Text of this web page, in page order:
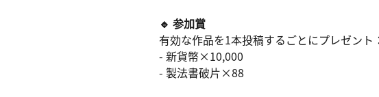
🔹 参加賞
有効な作品を1本投稿するごとにプレゼント：
- 新貨幣×10,000
- 製法書破片×88